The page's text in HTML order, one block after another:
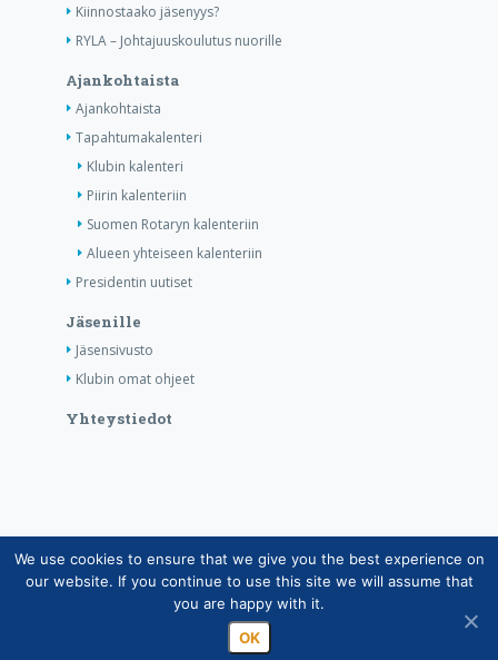
Kiinnostaako jäsenyys?
RYLA – Johtajuuskoulutus nuorille
Ajankohtaista
Ajankohtaista
Tapahtumakalenteri
Klubin kalenteri
Piirin kalenteriin
Suomen Rotaryn kalenteriin
Alueen yhteiseen kalenteriin
Presidentin uutiset
Jäsenille
Jäsensivusto
Klubin omat ohjeet
Yhteystiedot
Copyright © Suomen Rotarypalvelu ry 2026 |
Jäsentietojärjestelmän tietosuojaseloste|Henkilötietojen
käsittely Rotarytoiminnassa
We use cookies to ensure that we give you the best experience on
our website. If you continue to use this site we will assume that
you are happy with it.
OK